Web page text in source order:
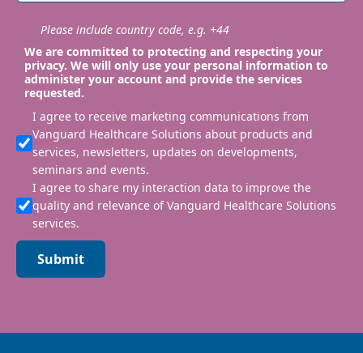
Please include country code, e.g. +44
We are committed to protecting and respecting your
privacy. We will only use your personal information to
administer your account and provide the services
requested.
I agree to receive marketing communications from
Vanguard Healthcare Solutions about products and
services, newsletters, updates on developments,
seminars and events.
I agree to share my interaction data to improve the
quality and relevance of Vanguard Healthcare Solutions
services.
Submit